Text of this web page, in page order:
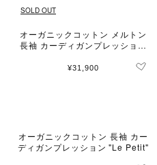
SOLD OUT
オーガニックコットン メルトン
長袖 カーディガンプレッション
¥31,900
オーガニックコットン 長袖 カー
ディガンプレッション "Le Petit"